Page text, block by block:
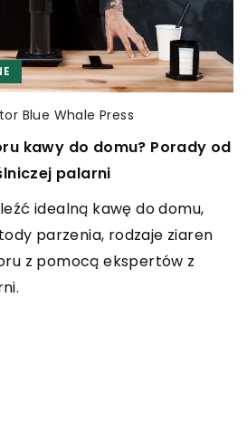
Blue Whale Press
etykiety do instalacji
dobrani etykiety mogą
Twojej instalacji
praktyki, które pomagają
systemu.
Blue Whale Press
kawy do domu? Porady od
palarni
idealną kawę do domu,
parzenia, rodzaje ziaren
z pomocą ekspertów z
Blue Whale Press
buty na górskie wędrówki:
modelach
trwałe i wygodne buty do